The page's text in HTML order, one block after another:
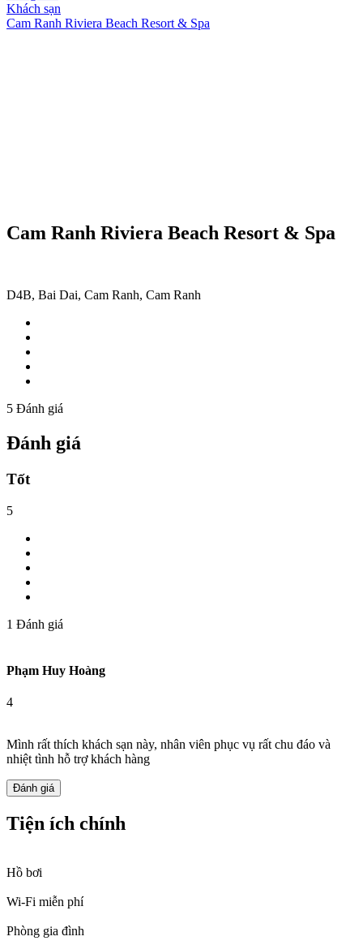
Khách sạn
Cam Ranh Riviera Beach Resort & Spa
Cam Ranh Riviera Beach Resort & Spa
D4B, Bai Dai, Cam Ranh, Cam Ranh
5 Đánh giá
Đánh giá
Tốt
5
1 Đánh giá
Phạm Huy Hoàng
4
Mình rất thích khách sạn này, nhân viên phục vụ rất chu đáo và
nhiệt tình hỗ trợ khách hàng
Đánh giá
Tiện ích chính
Hồ bơi
Wi-Fi miễn phí
Phòng gia đình